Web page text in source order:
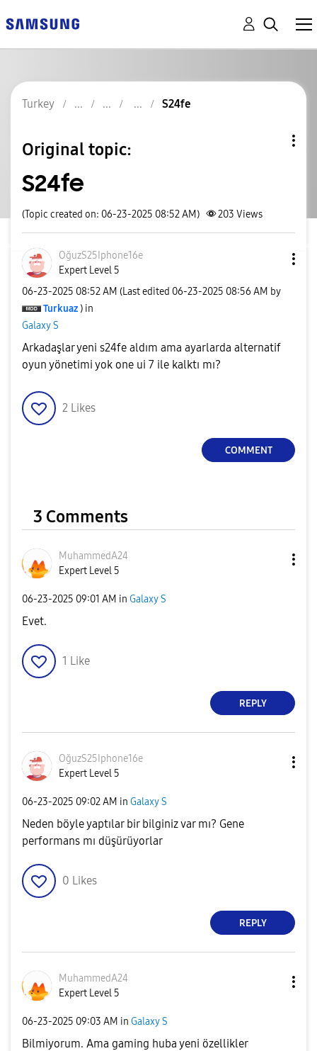
Turkey S24fe
Original topic:
S24fe
(Topic created on: 06-23-2025 08:52 AM) 203 Views
OğuzS25Iphone16e
Expert Level 5
‎06-23-2025 08:52 AM (Last edited ‎06-23-2025 08:56 AM by
Turkuaz ) in
Galaxy S
Arkadaşlar yeni s24fe aldım ama ayarlarda alternatif
oyun yönetimi yok one ui 7 ile kalktı mı?
2 Likes
COMMENT
3 Comments
MuhammedA24
Expert Level 5
‎06-23-2025 09:01 AM in Galaxy S
Evet.
1 Like
REPLY
OğuzS25Iphone16e
Expert Level 5
‎06-23-2025 09:02 AM in Galaxy S
Neden böyle yaptılar bir bilginiz var mı? Gene
performans mı düşürüyorlar
0 Likes
REPLY
MuhammedA24
Expert Level 5
‎06-23-2025 09:03 AM in Galaxy S
Bilmiyorum. Ama gaming huba yeni özellikler